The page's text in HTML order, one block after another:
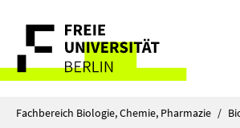
direkt
Inhalt
Service-
Navigation
Fachbereich Biologie, Chemie, Pharmazie /